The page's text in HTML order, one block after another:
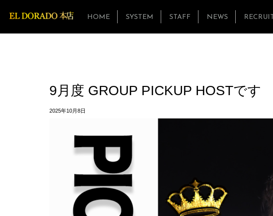
HOME SYSTEM STAFF NEWS RECRUIT
9月度 GROUP PICKUP HOSTです
2025年10月8日